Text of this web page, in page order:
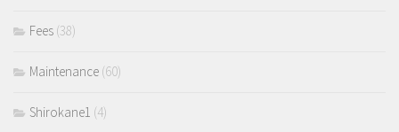
Fees (38)
Maintenance (60)
Shirokane1 (4)